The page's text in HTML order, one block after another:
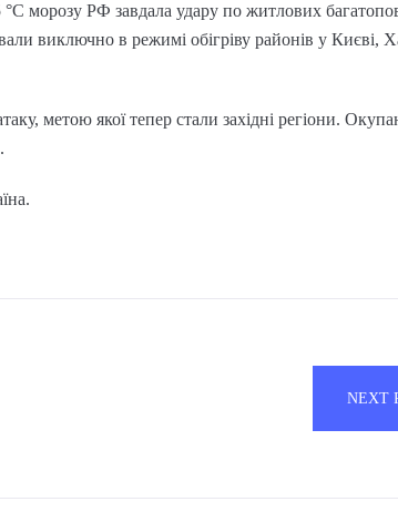
морозу РФ завдала удару по житлових
виключно в режимі обігріву районів у Києві,
метою якої тепер стали західні регіони.
NEXT